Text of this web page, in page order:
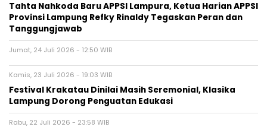
Tahta Nahkoda Baru APPSI Lampura, Ketua Harian APPSI
Provinsi Lampung Refky Rinaldy Tegaskan Peran dan
Tanggungjawab
Jumat, 24 Juli 2026 - 12:50 WIB
Kamis, 23 Juli 2026 - 19:03 WIB
Festival Krakatau Dinilai Masih Seremonial, Klasika
Lampung Dorong Penguatan Edukasi
Rabu, 22 Juli 2026 - 23:58 WIB